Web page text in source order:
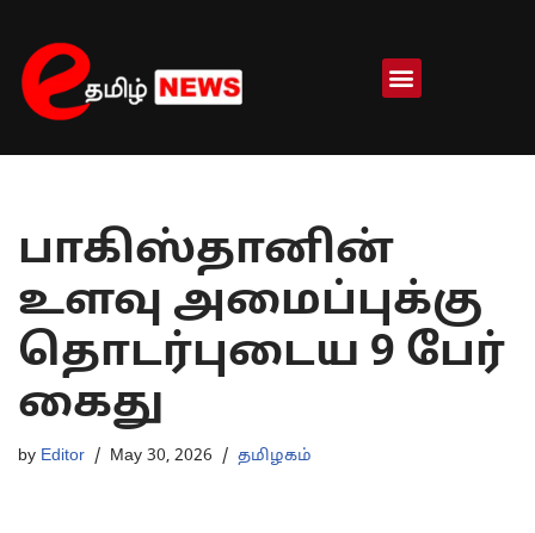
Skip
to
content
பாகிஸ்தானின்
உளவு அமைப்புக்கு
தொடர்புடைய 9 பேர்
கைது
by Editor May 30, 2026 தமிழகம்